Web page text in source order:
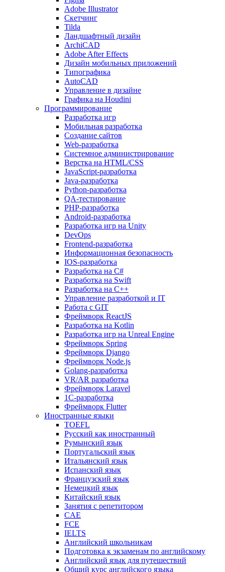
Adobe Illustrator
Скетчинг
Tilda
Ландшафтный дизайн
ArchiCAD
Adobe After Effects
Дизайн мобильных приложений
Типографика
AutoCAD
Управление в дизайне
Графика на Houdini
Программирование
Разработка игр
Мобильная разработка
Создание сайтов
Web-разработка
Системное администрирование
Верстка на HTML/CSS
JavaScript-разработка
Java-разработка
Python-разработка
QA-тестирование
PHP-разработка
Android-разработка
Разработка игр на Unity
DevOps
Frontend-разработка
Информационная безопасность
IOS-разработка
Разработка на C#
Разработка на Swift
Разработка на C++
Управление разработкой и IT
Работа с GIT
Фреймворк ReactJS
Разработка на Kotlin
Разработка игр на Unreal Engine
Фреймворк Spring
Фреймворк Django
Фреймворк Node.js
Golang-разработка
VR/AR разработка
Фреймворк Laravel
1C-разработка
Фреймворк Flutter
Иностранные языки
TOEFL
Русский как иностранный
Румынский язык
Португальский язык
Итальянский язык
Испанский язык
Французский язык
Немецкий язык
Китайский язык
Занятия с репетитором
CAE
FCE
IELTS
Английский школьникам
Подготовка к экзаменам по английскому
Английский язык для путешествий
Общий курс английского языка